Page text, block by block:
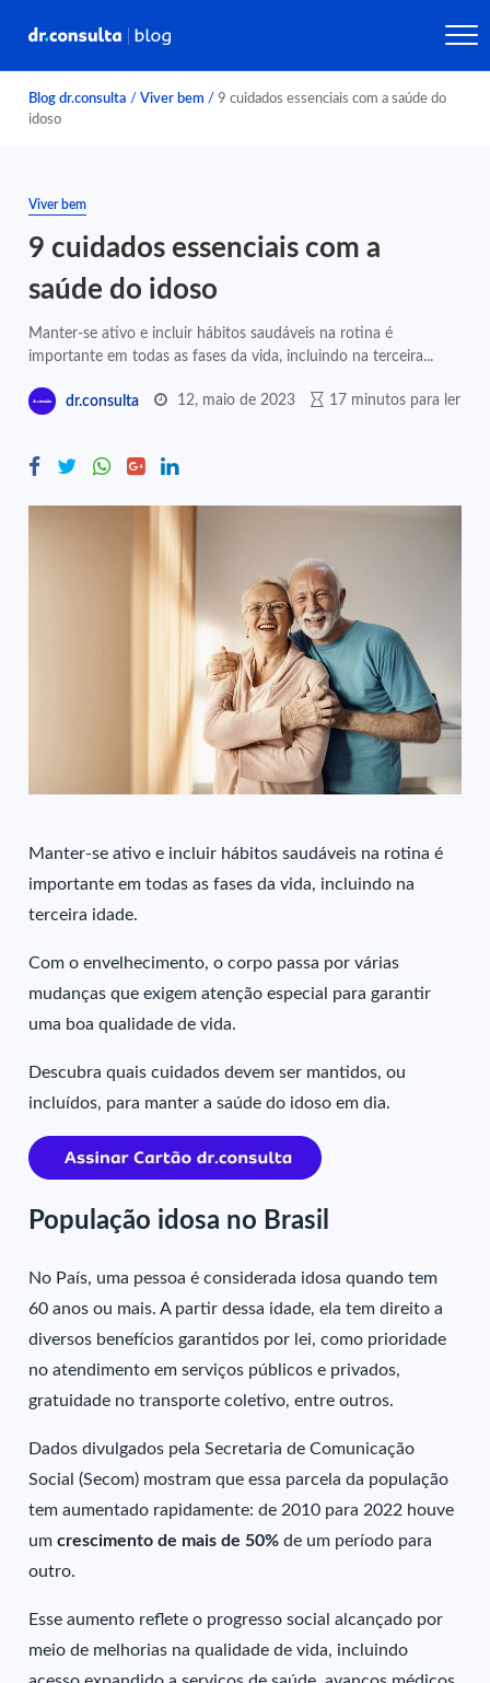
Blog dr.consulta / Viver bem / 9 cuidados essenciais com a saúde do
idoso
Viver bem
9 cuidados essenciais com a
saúde do idoso
Manter-se ativo e incluir hábitos saudáveis na rotina é
importante em todas as fases da vida, incluindo na terceira...
dr.consulta 12, maio de 2023 17 minutos para ler
Manter-se ativo e incluir hábitos saudáveis na rotina é
importante em todas as fases da vida, incluindo na
terceira idade.
Com o envelhecimento, o corpo passa por várias
mudanças que exigem atenção especial para garantir
uma boa qualidade de vida.
Descubra quais cuidados devem ser mantidos, ou
incluídos, para manter a saúde do idoso em dia.
População idosa no Brasil
No País, uma pessoa é considerada idosa quando tem
60 anos ou mais. A partir dessa idade, ela tem direito a
diversos benefícios garantidos por lei, como prioridade
no atendimento em serviços públicos e privados,
gratuidade no transporte coletivo, entre outros.
Dados divulgados pela Secretaria de Comunicação
Social (Secom) mostram que essa parcela da população
tem aumentado rapidamente: de 2010 para 2022 houve
umcrescimento de mais de 50%de um período para
outro.
Esse aumento reflete o progresso social alcançado por
meio de melhorias na qualidade de vida, incluindo